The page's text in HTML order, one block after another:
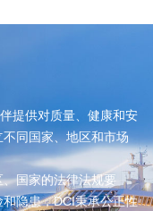
提供对质量、健康和安
同国家、地区和市场
国家的法律法规要
隐患，DCI秉承公正性